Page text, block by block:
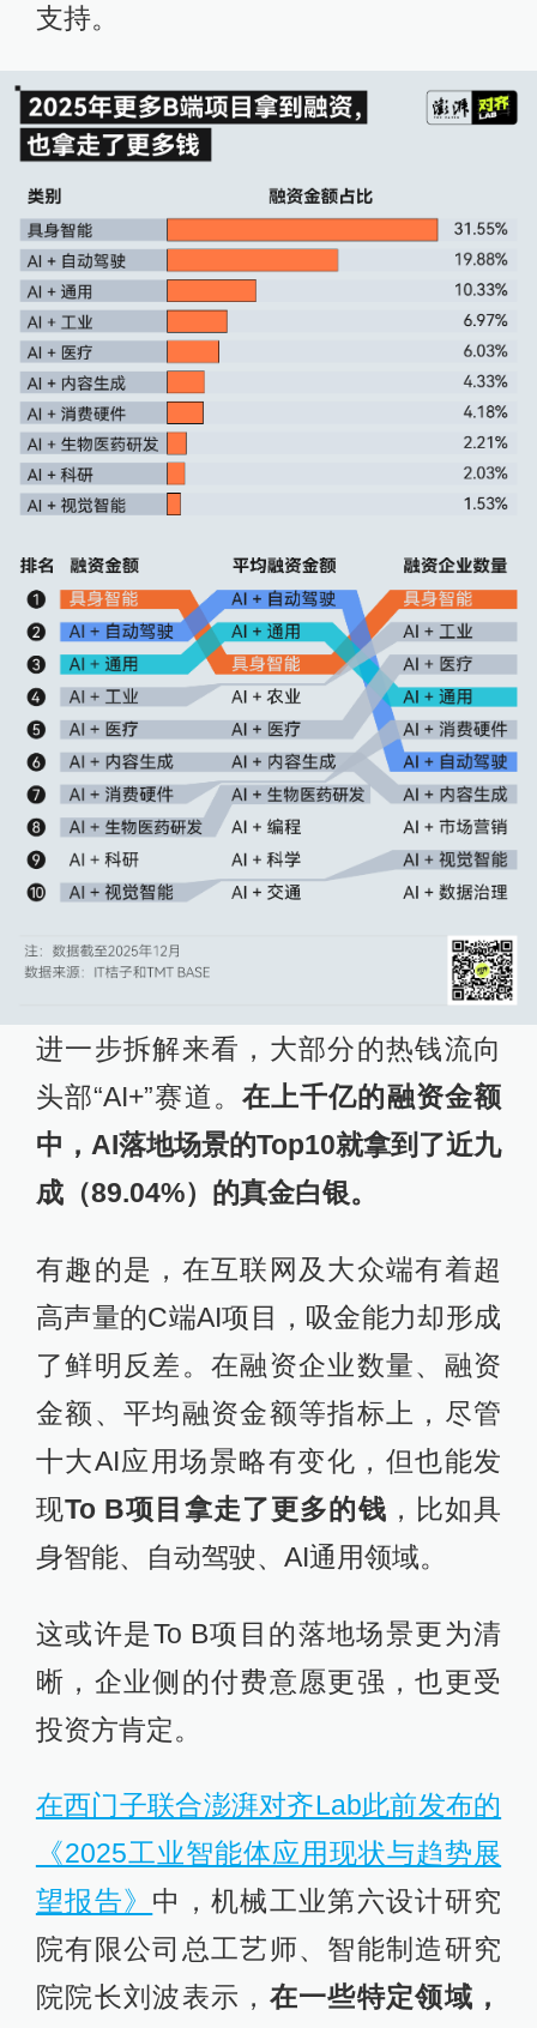
支持。
进一步拆解来看，大部分的热钱流向
头部“AI+”赛道。 在上千亿的融资金额
中，AI落地场景的Top10就拿到了近九
成（89.04%）的真金白银。
有趣的是，在互联网及大众端有着超
高声量的C端AI项目，吸金能力却形成
了鲜明反差。在融资企业数量、融资
金额、平均融资金额等指标上，尽管
十大AI应用场景略有变化，但也能发
现To B项目拿走了更多的钱 ，比如具
身智能、自动驾驶、AI通用领域。
这或许是To B项目的落地场景更为清
晰，企业侧的付费意愿更强，也更受
投资方肯定。
在西门子联合澎湃对齐Lab此前发布的
《2025工业智能体应用现状与趋势展
望报告》 中，机械工业第六设计研究
院有限公司总工艺师、智能制造研究
院院长刘波表示， 在一些特定领域，